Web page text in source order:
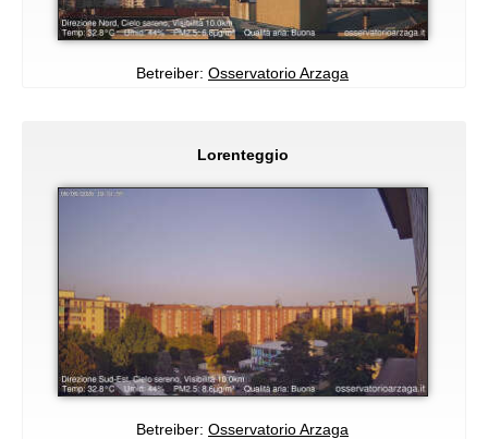
Betreiber: Osservatorio Arzaga
Lorenteggio
Betreiber: Osservatorio Arzaga